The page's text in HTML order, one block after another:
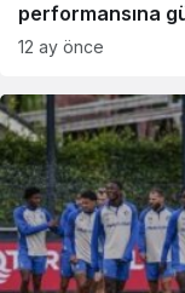
performansına
12 ay önce